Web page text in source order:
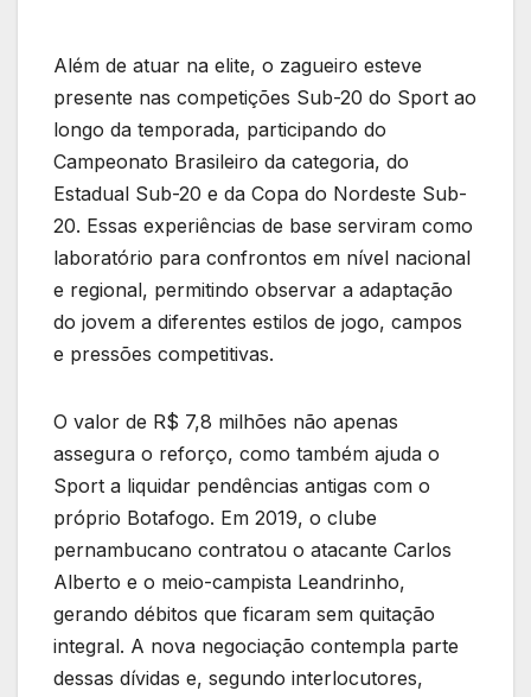
Além de atuar na elite, o zagueiro esteve
presente nas competições Sub-20 do Sport ao
longo da temporada, participando do
Campeonato Brasileiro da categoria, do
Estadual Sub-20 e da Copa do Nordeste Sub-
20. Essas experiências de base serviram como
laboratório para confrontos em nível nacional
e regional, permitindo observar a adaptação
do jovem a diferentes estilos de jogo, campos
e pressões competitivas.
O valor de R$ 7,8 milhões não apenas
assegura o reforço, como também ajuda o
Sport a liquidar pendências antigas com o
próprio Botafogo. Em 2019, o clube
pernambucano contratou o atacante Carlos
Alberto e o meio-campista Leandrinho,
gerando débitos que ficaram sem quitação
integral. A nova negociação contempla parte
dessas dívidas e, segundo interlocutores,